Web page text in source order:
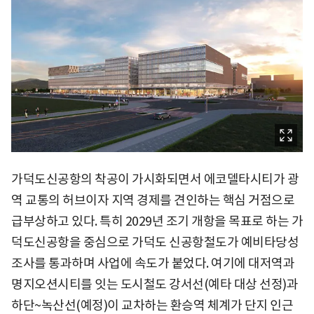
가덕도신공항의 착공이 가시화되면서 에코델타시티가 광
역 교통의 허브이자 지역 경제를 견인하는 핵심 거점으로
급부상하고 있다. 특히 2029년 조기 개항을 목표로 하는 가
덕도신공항을 중심으로 가덕도 신공항철도가 예비타당성
조사를 통과하며 사업에 속도가 붙었다. 여기에 대저역과
명지오션시티를 잇는 도시철도 강서선(예타 대상 선정)과
하단~녹산선(예정)이 교차하는 환승역 체계가 단지 인근